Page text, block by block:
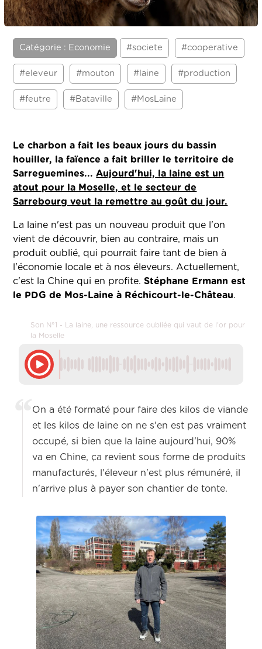
Catégorie : Economie #societe #cooperative
#eleveur #mouton #laine #production
#feutre #Bataville #MosLaine
Le charbon a fait les beaux jours du bassin
houiller, la faïence a fait briller le territoire de
Sarreguemines...Aujourd'hui, la laine est un
atout pour la Moselle, et le secteur de
Sarrebourg veut la remettre au goût du jour.
La laine n'est pas un nouveau produit que l'on
vient de découvrir, bien au contraire, mais un
produit oublié, qui pourrait faire tant de bien à
l'économie locale et à nos éleveurs. Actuellement,
c'est la Chine qui en profite.Stéphane Ermann est
le PDG de Mos-Laine à Réchicourt-le-Château.
Son N°1 - La laine, une ressource oubliée qui vaut de l'or pour
la Moselle
On a été formaté pour faire des kilos de viande
et les kilos de laine on ne s'en est pas vraiment
occupé, si bien que la laine aujourd'hui, 90%
va en Chine, ça revient sous forme de produits
manufacturés, l'éleveur n'est plus rémunéré, il
n'arrive plus à payer son chantier de tonte.